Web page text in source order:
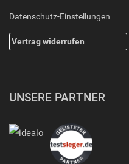
Datenschutz-Einstellungen
Vertrag widerrufen
UNSERE PARTNER